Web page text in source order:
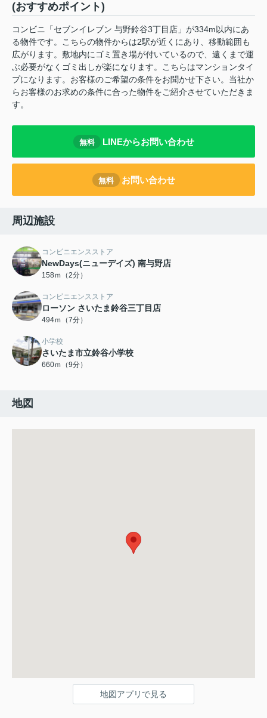
(おすすめポイント)
コンビニ「セブンイレブン 与野鈴谷3丁目店」が334m以内にあ
る物件です。こちらの物件からは2駅が近くにあり、移動範囲も
広がります。敷地内にゴミ置き場が付いているので、遠くまで運
ぶ必要がなくゴミ出しが楽になります。こちらはマンションタイ
プになります。お客様のご希望の条件をお聞かせ下さい。当社か
らお客様のお求めの条件に合った物件をご紹介させていただきま
す。
無料 LINEからお問い合わせ
無料 お問い合わせ
周辺施設
コンビニエンスストア
NewDays(ニューデイズ) 南与野店
158ｍ（2分）
コンビニエンスストア
ローソン さいたま鈴谷三丁目店
494ｍ（7分）
小学校
さいたま市立鈴谷小学校
660ｍ（9分）
地図
地図アプリで見る